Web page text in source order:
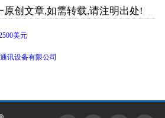
原创文章,如需转载,请注明出处!
美元
讯设备有限公司